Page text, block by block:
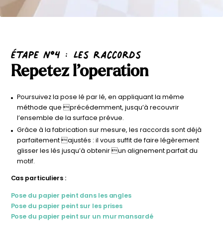
étape n°4 : Les raccords
Repetez l’operation
Poursuivez la pose lé par lé, en appliquant la même
méthode que précédemment, jusqu’à recouvrir
l’ensemble de la surface prévue.
Grâce à la fabrication sur mesure, les raccords sont déjà
parfaitement ajustés : il vous suffit de faire légèrement
glisser les lés jusqu’à obtenir un alignement parfait du
motif.
Cas particuliers :
Pose du papier peint dans les angles
Pose du papier peint sur les prises
Pose du papier peint sur un mur mansardé